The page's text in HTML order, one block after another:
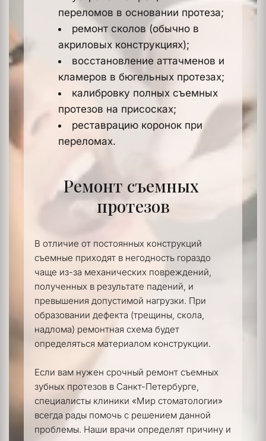
переломов в основании протеза;
ремонт сколов (обычно в
акриловых конструкциях);
восстановление аттачменов и
кламеров в бюгельных протезах;
калибровку полных съемных
протезов на присосках;
реставрацию коронок при
переломах.
Ремонт съемных
протезов
В отличие от постоянных конструкций
съемные приходят в негодность гораздо
чаще из-за механических повреждений,
полученных в результате падений, и
превышения допустимой нагрузки. При
образовании дефекта (трещины, скола,
надлома) ремонтная схема будет
определяться материалом конструкции.
Если вам нужен срочный ремонт съемных
зубных протезов в Санкт-Петербурге,
специалисты клиники «Мир стоматологии»
всегда рады помочь с решением данной
проблемы. Наши врачи определят причину и